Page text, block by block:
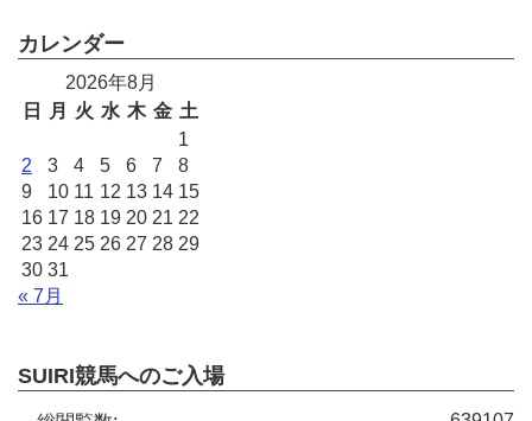
カレンダー
2026年8月
日
月 火 水 木 金 土
1
2
3 4 5 6 7
8
9
10 11 12 13 14 15
16 17 18 19 20 21 22
23 24 25 26 27 28 29
30 31
« 7月
SUIRI競馬へのご入場